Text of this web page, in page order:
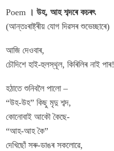
Poem । উহ, আহ শব্দৰে কচৰৎ
(আন্তঃৰাষ্ট্ৰীয় যোগ দিৱসৰ শুভেচ্ছাৰে)
আজি দেওবাৰ,
চৌদিশে হাই-হুলস্থূল, কিৰিলিৰ নাই পাৰ!
হঠাতে শুনিবলৈ পালো –
“উহ-উহ” কিছু মৃদু শব্দ,
কোনোবাই আকৌ কৈছে-
“আহ-আহ কৈ”
দেখিছোঁ সৰু-ডাঙৰ সকলোৱে,